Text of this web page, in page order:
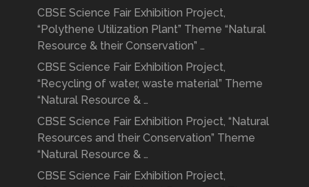
CBSE Science Fair Exhibition Project,
“Polythene Utilization Plant” Theme “Natural
Resource & their Conservation” …
CBSE Science Fair Exhibition Project,
“Recycling of water, waste material” Theme
“Natural Resource & …
CBSE Science Fair Exhibition Project, “Natural
Resources and their Conservation” Theme
“Natural Resource & …
CBSE Science Fair Exhibition Project,